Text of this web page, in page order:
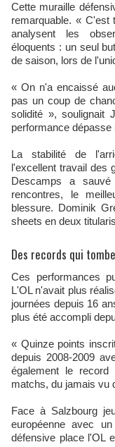
Cette muraille défensive repose sur une organisation collective
remarquable. « C'est
analysent les
éloquents : un seul
de saison, lors de
« On n'a encaissé
pas un coup de
solidité », soulignait
performance
La stabilité de
l'excellent travail des
Descamps a
rencontres, le
blessure. Dominik
sheets en deux
Des records qui
Ces performances pulvérisent plusieurs records historiques.
L'OL n'avait plus
journées depuis 16
plus été accompli
« Quinze points
depuis 2008-2009
également le
matchs, du jamais vu
Face à Salzbourg
européenne avec
défensive place l'OL